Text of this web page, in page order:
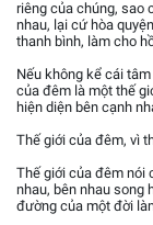
riêng của chúng, sao
nhau, lại cứ hòa
thanh bình, làm cho
Nếu không kể cái
của đêm là một thế
hiện diện bên cạnh
Thế giới của đêm, vì
Thế giới của đêm nói
nhau, bên nhau song
đường của một đời